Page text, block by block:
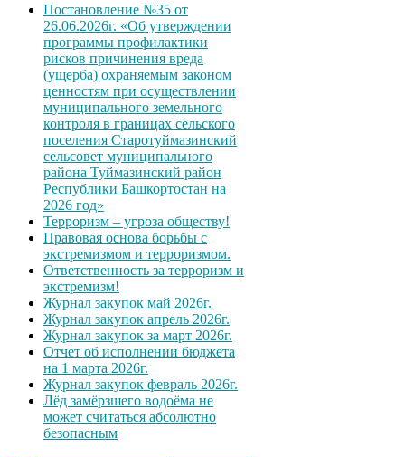
Постановление №35 от
26.06.2026г. «Об утверждении
программы профилактики
рисков причинения вреда
(ущерба) охраняемым законом
ценностям при осуществлении
муниципального земельного
контроля в границах сельского
поселения Старотуймазинский
сельсовет муниципального
района Туймазинский район
Республики Башкортостан на
2026 год»
Терроризм – угроза обществу!
Правовая основа борьбы с
экстремизмом и терроризмом.
Ответственность за терроризм и
экстремизм!
Журнал закупок май 2026г.
Журнал закупок апрель 2026г.
Журнал закупок за март 2026г.
Отчет об исполнении бюджета
на 1 марта 2026г.
Журнал закупок февраль 2026г.
Лёд замёрзшего водоёма не
может считаться абсолютно
безопасным